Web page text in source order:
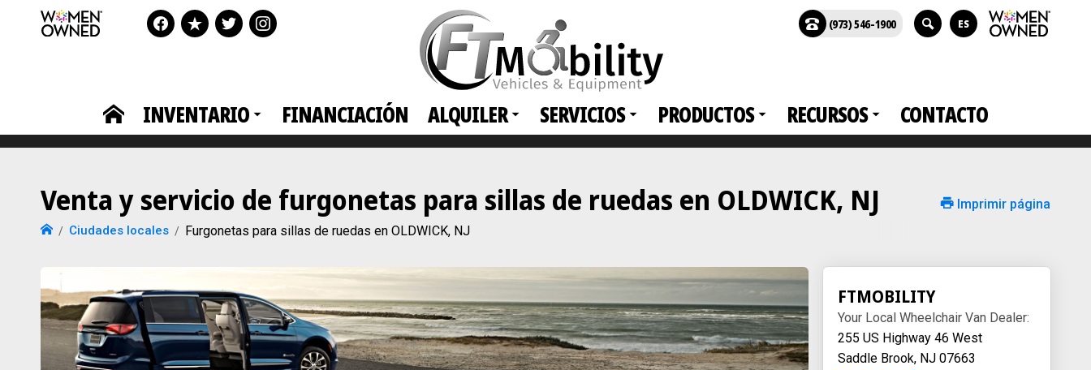
INVENTARIO FINANCIACIÓN ALQUILER SERVICIOS PRODUCTOS RECURSOS CONTACTO
(973) 546-1900 ES
Venta y servicio de furgonetas para sillas de ruedas en OLDWICK, NJ
Ciudades locales Furgonetas para sillas de ruedas en OLDWICK, NJ
Imprimir página
FTMOBILITY
Your Local Wheelchair Van Dealer:
255 US Highway 46 West
Saddle Brook, NJ 07663